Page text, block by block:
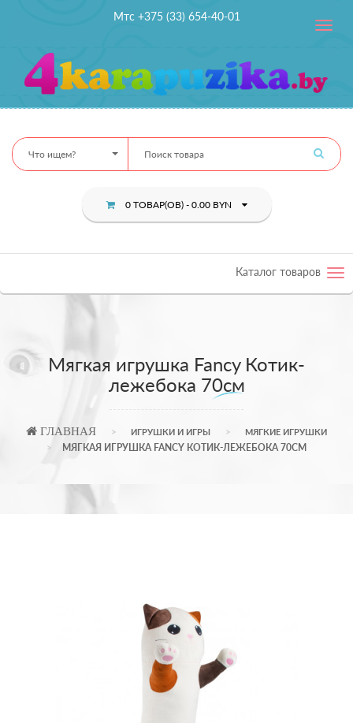
Мтс +375 (33) 654-40-01
Toggle
Что ищем?
0 ТОВАР(ОВ) - 0.00 BYN
Каталог товаров
Мягкая игрушка Fancy Котик-
лежебока 70см
ГЛАВНАЯ ИГРУШКИ И ИГРЫ МЯГКИЕ ИГРУШКИ
МЯГКАЯ ИГРУШКА FANCY КОТИК-ЛЕЖЕБОКА 70СМ